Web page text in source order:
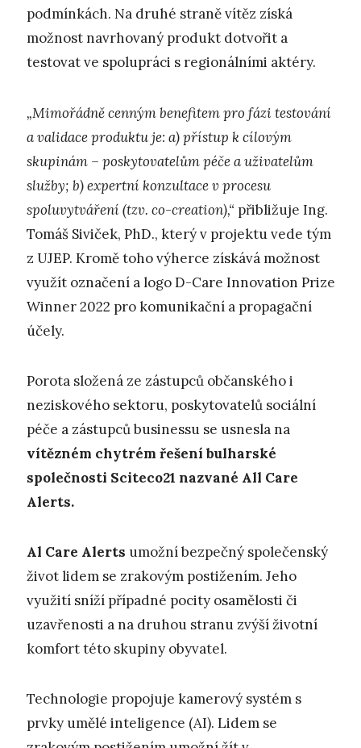
podmínkách. Na druhé straně vítěz získá
možnost navrhovaný produkt dotvořit a
testovat ve spolupráci s regionálními aktéry.
„Mimořádně cenným benefitem pro fázi testování
a validace produktu je: a) přístup k cílovým
skupinám – poskytovatelům péče a uživatelům
služby; b) expertní konzultace v procesu
spoluvytváření (tzv. co-creation),“ přibližuje Ing.
Tomáš Siviček, PhD., který v projektu vede tým
z UJEP. Kromě toho výherce získává možnost
využít označení a logo D-Care Innovation Prize
Winner 2022 pro komunikační a propagační
účely.
Porota složená ze zástupců občanského i
neziskového sektoru, poskytovatelů sociální
péče a zástupců businessu se usnesla na
vítězném chytrém řešení bulharské
společnosti Sciteco21 nazvané All Care
Alerts.
Al Care Alerts umožní bezpečný společenský
život lidem se zrakovým postižením. Jeho
využití sníží případné pocity osamělosti či
uzavřenosti a na druhou stranu zvýší životní
komfort této skupiny obyvatel.
Technologie propojuje kamerový systém s
prvky umělé inteligence (AI). Lidem se